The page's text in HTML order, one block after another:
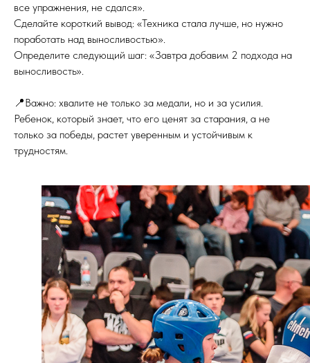
все упражнения, не сдался».
Сделайте короткий вывод: «Техника стала лучше, но нужно
поработать над выносливостью».
Определите следующий шаг: «Завтра добавим 2 подхода на
выносливость».
📍Важно: хвалите не только за медали, но и за усилия.
Ребенок, который знает, что его ценят за старания, а не
только за победы, растет уверенным и устойчивым к
трудностям.